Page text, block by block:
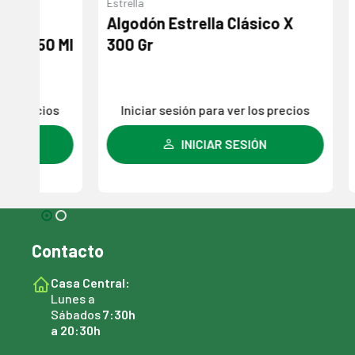
Algodón Estrella Clásico X
300 Gr
Iniciar sesión para ver los precios
INICIAR SESIÓN
Musk
Contacto
Casa Central:
Lunes a
Sábados7:30h
a 20:30h